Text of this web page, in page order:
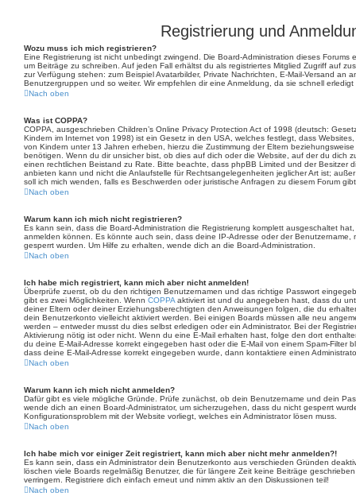
Registrierung und
Wozu muss ich mich registrieren?
Eine Registrierung ist nicht unbedingt zwingend. Die Board-Administration dieses Forums
um Beiträge zu schreiben. Auf jeden Fall erhältst du als registriertes Mitglied Zugriff auf
zur Verfügung stehen: zum Beispiel Avatarbilder, Private Nachrichten, E-Mail-Versand an
Benutzergruppen und so weiter. Wir empfehlen dir eine Anmeldung, da sie schnell
Nach oben
Was ist COPPA?
COPPA, ausgeschrieben Children’s Online Privacy Protection Act of 1998 (deutsch:
Kindern im Internet von 1998) ist ein Gesetz in den USA, welches festlegt, dass
von Kindern unter 13 Jahren erheben, hierzu die Zustimmung der Eltern
benötigen. Wenn du dir unsicher bist, ob dies auf dich oder die Website, auf der du dich
einen rechtlichen Beistand zu Rate. Bitte beachte, dass phpBB Limited und der Besitzer
anbieten kann und nicht die Anlaufstelle für Rechtsangelegenheiten jeglicher Art ist;
soll ich mich wenden, falls es Beschwerden oder juristische Anfragen zu diesem Forum
Nach oben
Warum kann ich mich nicht registrieren?
Es kann sein, dass die Board-Administration die Registrierung komplett ausgeschaltet
anmelden können. Es könnte auch sein, dass deine IP-Adresse oder der Benutzername,
gesperrt wurden. Um Hilfe zu erhalten, wende dich an die Board-Administration.
Nach oben
Ich habe mich registriert, kann mich aber nicht anmelden!
Überprüfe zuerst, ob du den richtigen Benutzernamen und das richtige Passwort
gibt es zwei Möglichkeiten. Wenn COPPAaktiviert ist und du angegeben hast, dass du
deiner Eltern oder deiner Erziehungsberechtigten den Anweisungen folgen, die du
dein Benutzerkonto vielleicht aktiviert werden. Bei einigen Boards müssen alle neu
werden – entweder musst du dies selbst erledigen oder ein Administrator. Bei der
Aktivierung nötig ist oder nicht. Wenn du eine E-Mail erhalten hast, folge den dort
du deine E-Mail-Adresse korrekt eingegeben hast oder die E-Mail von einem Spam-Filter
dass deine E-Mail-Adresse korrekt eingegeben wurde, dann kontaktiere einen
Nach oben
Warum kann ich mich nicht anmelden?
Dafür gibt es viele mögliche Gründe. Prüfe zunächst, ob dein Benutzername und dein
wende dich an einen Board-Administrator, um sicherzugehen, dass du nicht gesperrt
Konfigurationsproblem mit der Website vorliegt, welches ein Administrator lösen muss.
Nach oben
Ich habe mich vor einiger Zeit registriert, kann mich aber nicht mehr anmelden?!
Es kann sein, dass ein Administrator dein Benutzerkonto aus verschieden Gründen
löschen viele Boards regelmäßig Benutzer, die für längere Zeit keine Beiträge
verringern. Registriere dich einfach erneut und nimm aktiv an den Diskussionen teil!
Nach oben